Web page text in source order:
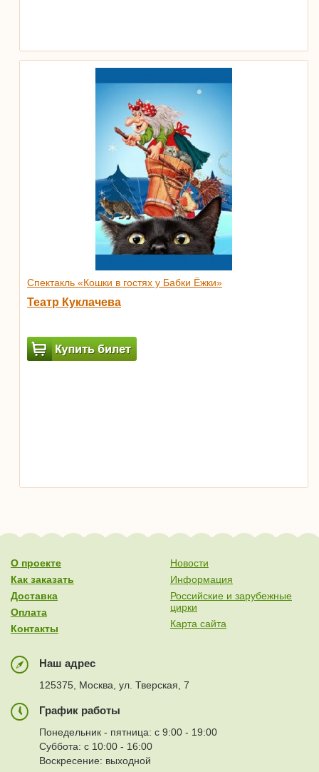
Спектакль «Кошки в гостях у Бабки Ёжки»
Театр Куклачева
О проекте
Как заказать
Доставка
Оплата
Контакты
Новости
Информация
Российские и зарубежные
цирки
Карта сайта
Наш адрес
125375, Москва, ул. Тверская, 7
График работы
Понедельник - пятница: с 9:00 - 19:00
Суббота: с 10:00 - 16:00
Воскресение: выходной